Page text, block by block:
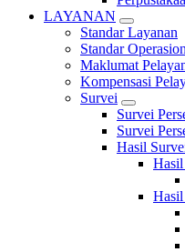
LAYANAN
Standar Layanan
Standar
Maklumat
Kompensasi
Survei
Survei
Survei
Hasil